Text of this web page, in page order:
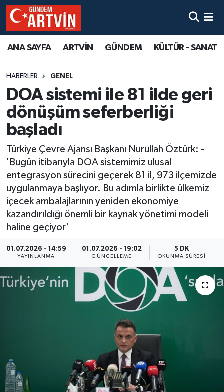
ANA SAYFA ARTVİN GÜNDEM KÜLTÜR - SANAT
HABERLER GENEL
DOA sistemi ile 81 ilde geri
dönüşüm seferberliği
başladı
Türkiye Çevre Ajansı Başkanı Nurullah Öztürk: -
'Bugün itibarıyla DOA sistemimiz ulusal
entegrasyon sürecini geçerek 81 il, 973 ilçemizde
uygulanmaya başlıyor. Bu adımla birlikte ülkemiz
içecek ambalajlarının yeniden ekonomiye
kazandırıldığı önemli bir kaynak yönetimi modeli
haline geçiyor'
01.07.2026 - 14:59
YAYINLANMA
01.07.2026 - 19:02
GÜNCELLEME
5 DK
OKUNMA SÜRESI